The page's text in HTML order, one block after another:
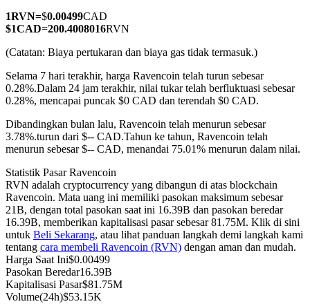
USDC Berjangka
Kontrak berjangka menggunakan USDC sebagai jaminannya
Copy Trading
1RVN=$0.00499CAD
$1CAD=200.4008016RVN
(Catatan: Biaya pertukaran dan biaya gas tidak termasuk.)
Selama 7 hari terakhir, harga Ravencoin telah turun sebesar
0.28%.Dalam 24 jam terakhir, nilai tukar telah berfluktuasi sebesar
0.28%, mencapai puncak $0 CAD dan terendah $0 CAD.
Dibandingkan bulan lalu, Ravencoin telah menurun sebesar
3.78%.turun dari $-- CAD.Tahun ke tahun, Ravencoin telah
menurun sebesar $-- CAD, menandai 75.01% menurun dalam nilai.
Statistik Pasar Ravencoin
RVN adalah cryptocurrency yang dibangun di atas blockchain
Ravencoin. Mata uang ini memiliki pasokan maksimum sebesar
21B, dengan total pasokan saat ini 16.39B dan pasokan beredar
16.39B, memberikan kapitalisasi pasar sebesar 81.75M. Klik di sini
untuk Beli Sekarang, atau lihat panduan langkah demi langkah kami
tentang cara membeli Ravencoin (RVN) dengan aman dan mudah.
Harga Saat Ini$0.00499
Pasokan Beredar16.39B
Kapitalisasi Pasar$81.75M
Volume(24h)$53.15K